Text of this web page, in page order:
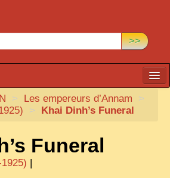
>>
> Les empereurs d’Annam
>
> Khai Dinh’s Funeral
Funeral
|